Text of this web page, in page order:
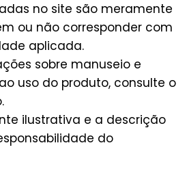
no site são meramente
ou não corresponder com
aplicada.
sobre manuseio e
uso do produto, consulte o
ilustrativa e a descrição
do